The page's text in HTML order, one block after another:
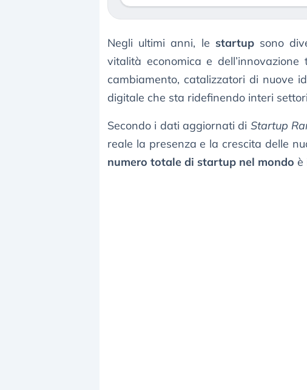
Negli ultimi anni, le startupsono
vitalità economica e
cambiamento, catalizzatori di nuove
digitale che sta ridefinendo interi
Secondo i dati aggiornati di Startup
reale la presenza e la crescita delle
numero totale di startup nel mondo è
3 agosto 2026